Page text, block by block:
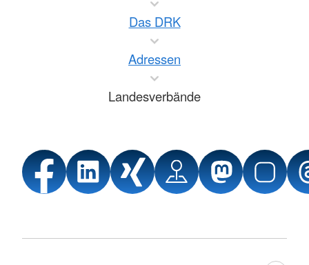
Das DRK
Adressen
Landesverbände